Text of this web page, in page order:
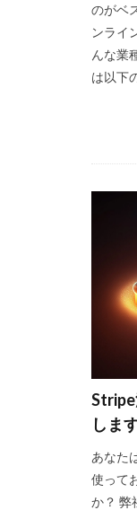
のがベ
ンライ
んな業
は以下
しま
あなた
使って
か？ 弊